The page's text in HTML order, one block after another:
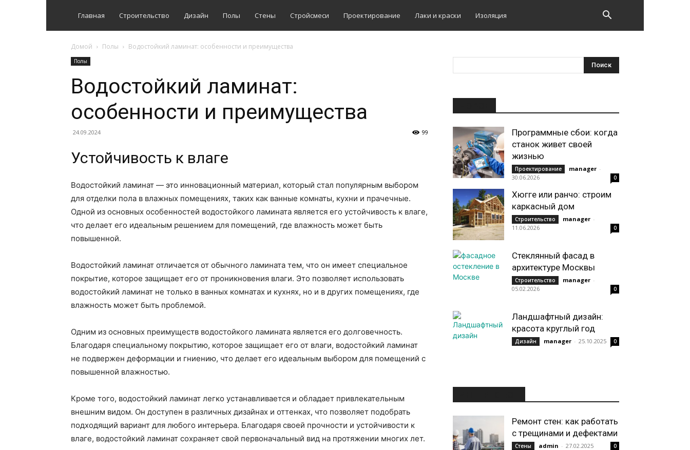
Главная Строительство Дизайн Полы Стены Стройсмеси Проектирование Лаки и краски Изоляция
Домой Полы Водостойкий ламинат: особенности и преимущества
Полы
Водостойкий ламинат:
особенности и преимущества
24.09.2024 99
Устойчивость к влаге
Водостойкий ламинат — это инновационный материал, который стал популярным выбором
для отделки пола в влажных помещениях, таких как ванные комнаты, кухни и прачечные.
Одной из основных особенностей водостойкого ламината является его устойчивость к влаге,
что делает его идеальным решением для помещений, где влажность может быть
повышенной.
Водостойкий ламинат отличается от обычного ламината тем, что он имеет специальное
покрытие, которое защищает его от проникновения влаги. Это позволяет использовать
водостойкий ламинат не только в ванных комнатах и кухнях, но и в других помещениях, где
влажность может быть проблемой.
Одним из основных преимуществ водостойкого ламината является его долговечность.
Благодаря специальному покрытию, которое защищает его от влаги, водостойкий ламинат
не подвержен деформации и гниению, что делает его идеальным выбором для помещений с
повышенной влажностью.
Кроме того, водостойкий ламинат легко устанавливается и обладает привлекательным
внешним видом. Он доступен в различных дизайнах и оттенках, что позволяет подобрать
подходящий вариант для любого интерьера. Благодаря своей прочности и устойчивости к
влаге, водостойкий ламинат сохраняет свой первоначальный вид на протяжении многих лет.
Программные сбои: когда
станок живет своей
жизнью
Проектирование manager -
30.06.2026
0
Хюгге или ранчо: строим
каркасный дом
Строительство manager -
11.06.2026
0
Стеклянный фасад в
архитектуре Москвы
Строительство manager -
05.02.2026
0
Ландшафтный дизайн:
красота круглый год
Дизайн manager - 25.10.2025 0
Ремонт стен: как работать
с трещинами и дефектами
Стены admin - 27.02.2025 0